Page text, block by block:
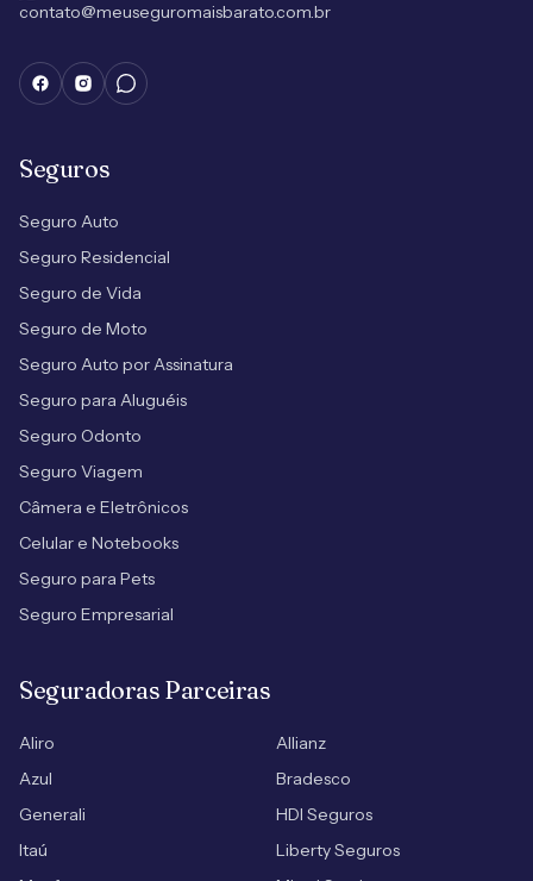
contato@meuseguromaisbarato.com.br
Seguros
Seguro Auto
Seguro Residencial
Seguro de Vida
Seguro de Moto
Seguro Auto por Assinatura
Seguro para Aluguéis
Seguro Odonto
Seguro Viagem
Câmera e Eletrônicos
Celular e Notebooks
Seguro para Pets
Seguro Empresarial
Seguradoras Parceiras
Aliro
Allianz
Azul
Bradesco
Generali
HDI Seguros
Itaú
Liberty Seguros